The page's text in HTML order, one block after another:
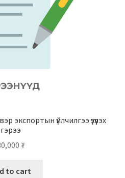
экспортын үйлчилгээ үзүүлэх
гэрээ
₮
to cart